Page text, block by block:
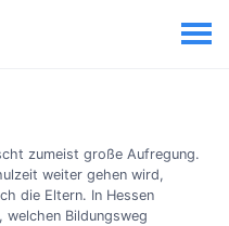
zumeist große Aufregung.
weiter gehen wird,
die Eltern. In Hessen
Bildungsweg